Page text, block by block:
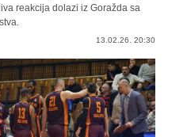
reakcija dolazi iz Goražda sa
13.02.26. 20:30